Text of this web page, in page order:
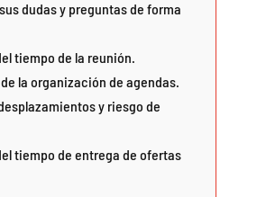
dudas y preguntas de forma
tiempo de la reunión.
la organización de agendas.
y riesgo de
tiempo de entrega de ofertas